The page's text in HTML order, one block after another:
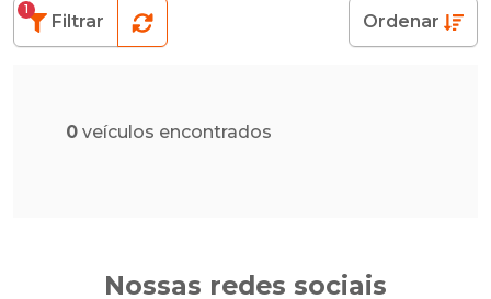
Filtrar
1
Ordenar
0 veículos encontrados
Nossas redes sociais